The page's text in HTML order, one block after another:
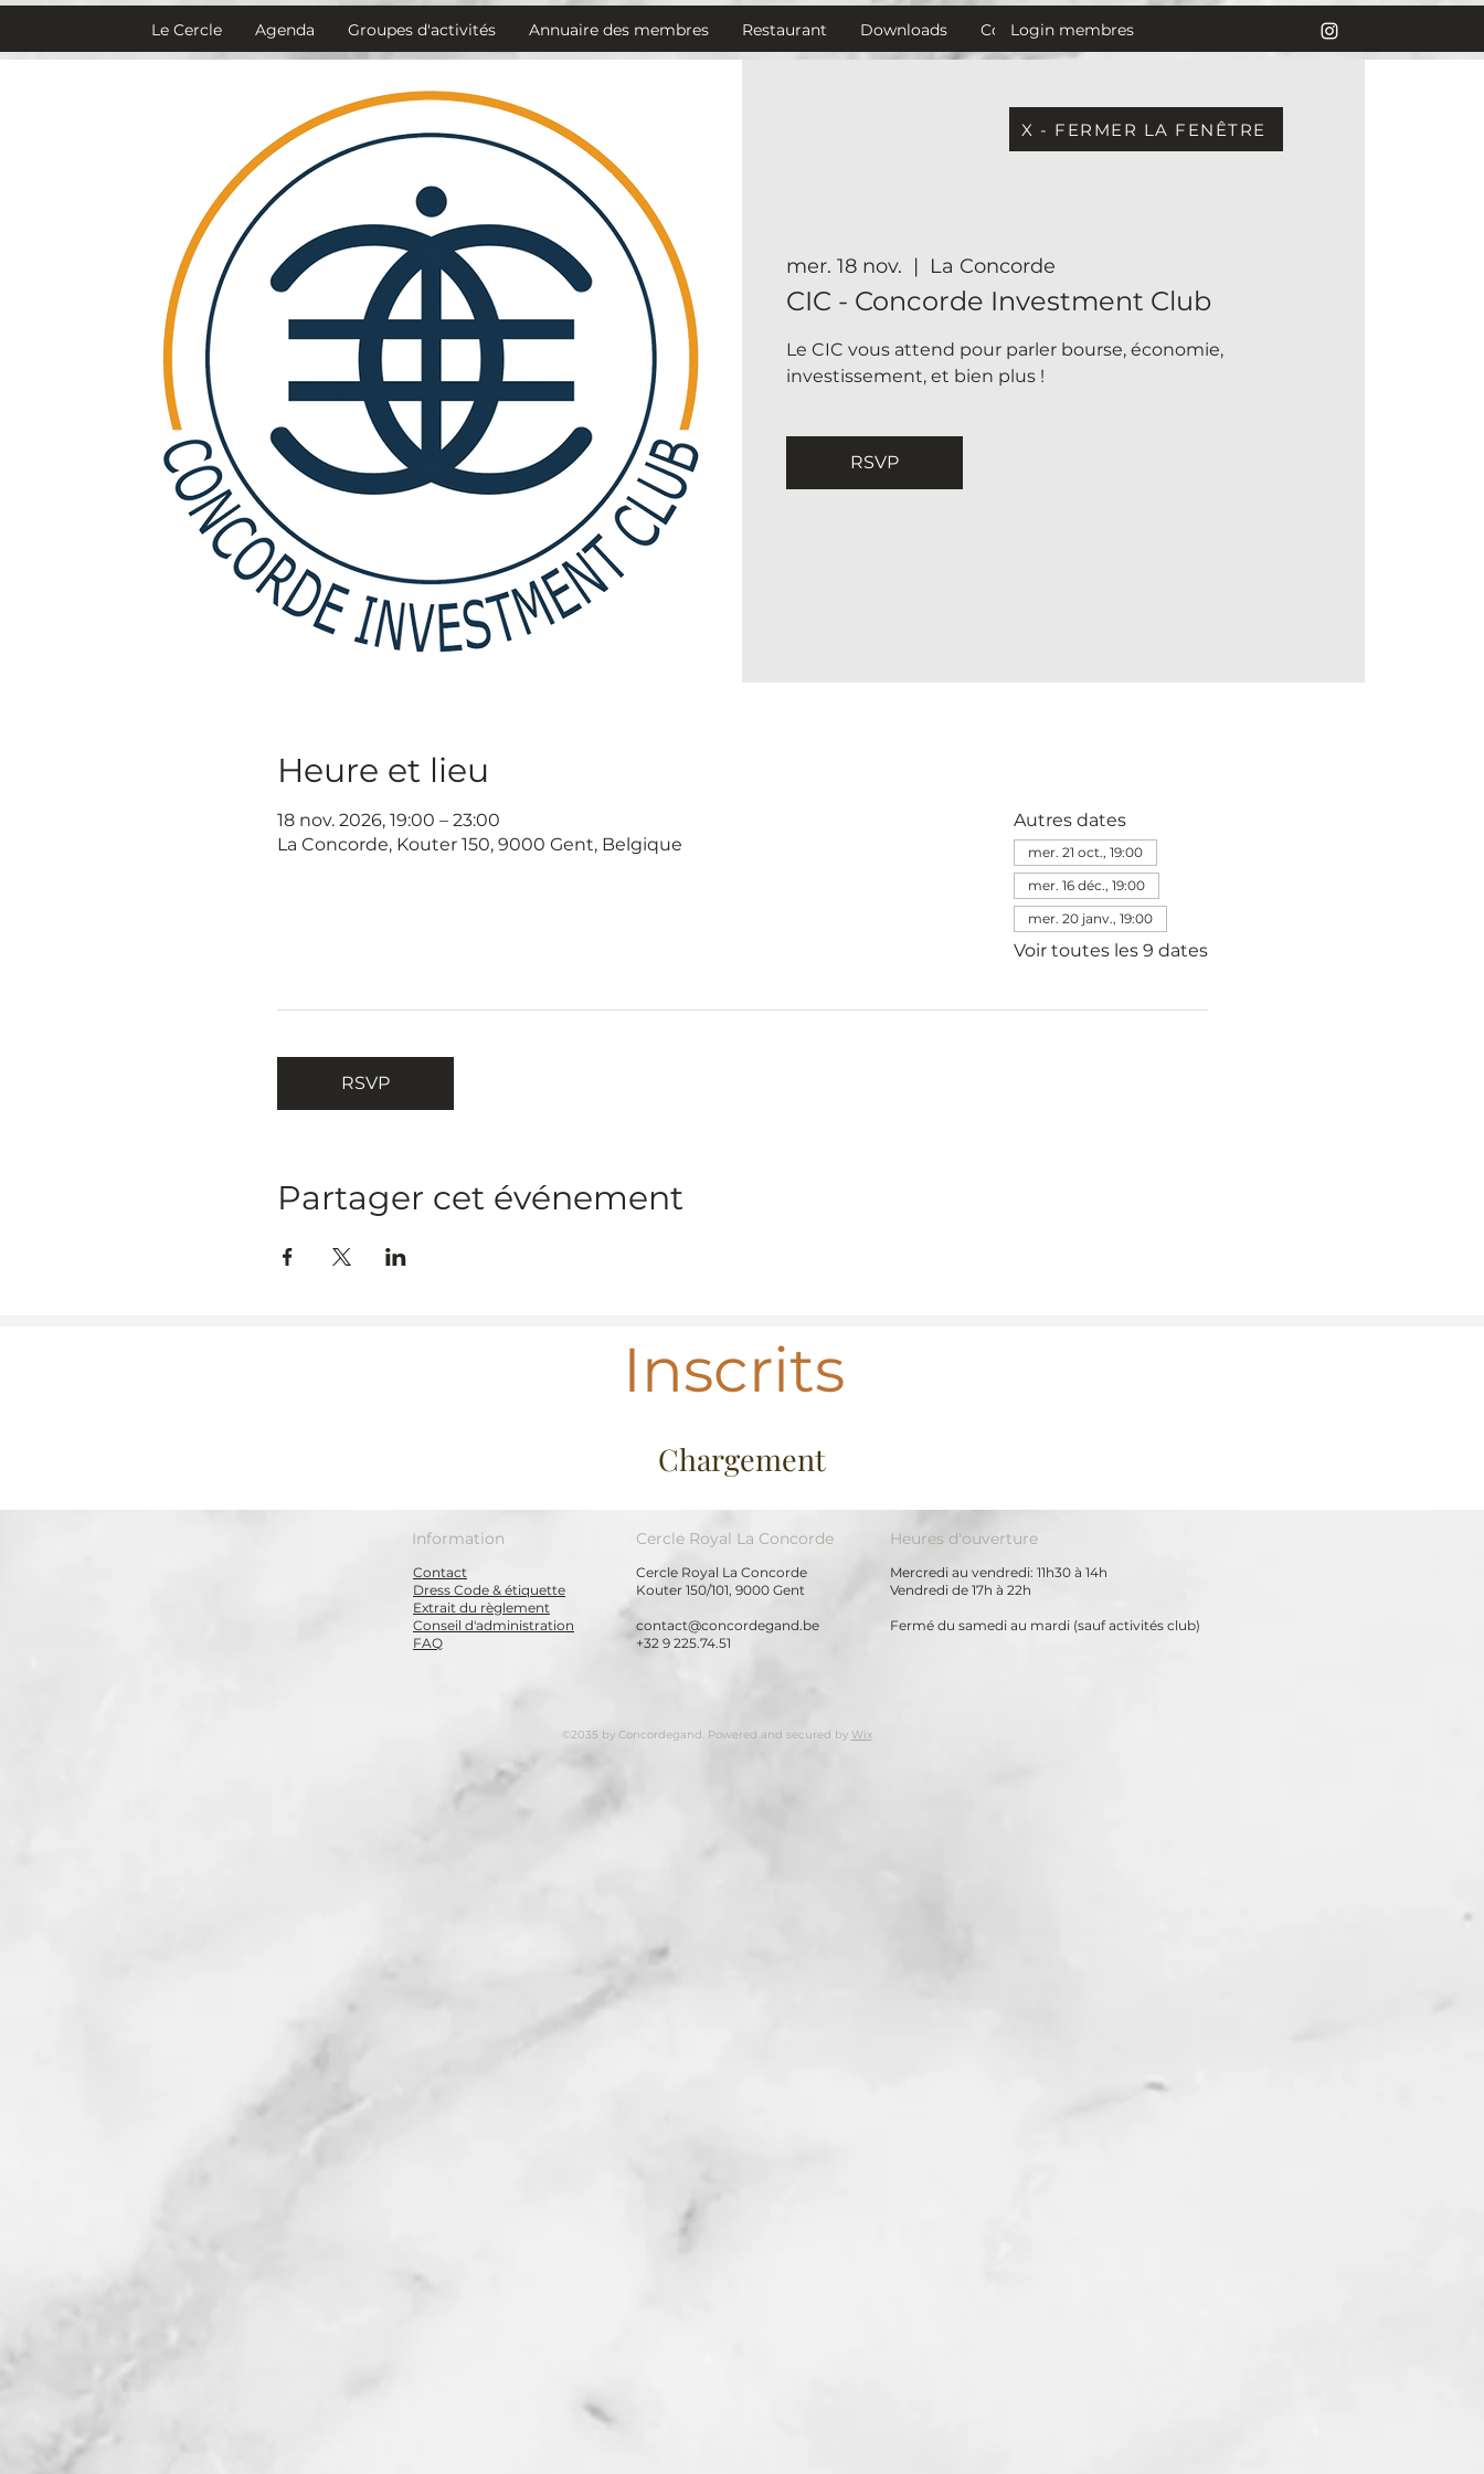
Le Cercle Agenda Groupes d'activités Annuaire des membres Restaurant Downloads ContactLogin membres
mer. 18 nov.
  |
La Concorde
CIC - Concorde Investment Club
Le CIC vous attend pour parler bourse, économie,
investissement, et bien plus !
RSVP
Heure et lieu
18 nov. 2026, 19:00 – 23:00
La Concorde, Kouter 150, 9000 Gent, Belgique
Autres dates
mer. 21 oct., 19:00
mer. 16 déc., 19:00
mer. 20 janv., 19:00
Voir toutes les 9 dates
RSVP
Partager cet événement
X - FERMER LA FENÊTRE
Inscrits
Chargement
Information Heures d'ouverture
Cercle Royal La Concorde
Contact
Dress Code & étiquette
Extrait du règlement
Conseil d'administration
FAQ
Mercredi au vendredi: 11h30 à 14h
Vendredi de 17h à 22h
Fermé du samedi au mardi (sauf activités club)
Cercle Royal La Concorde
Kouter 150/101, 9000 Gent
contact@concordegand.be
+32 9 225.74.51
©2035 by Concordegand. Powered and secured by Wix